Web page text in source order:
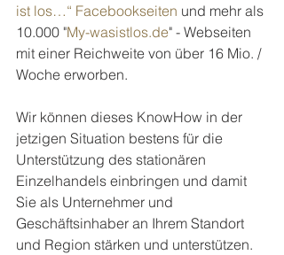
ist los…“ Facebookseiten und mehr als
10.000 "My-wasistlos.de" - Webseiten
mit einer Reichweite von über 16 Mio. /
Woche erworben.
Wir können dieses KnowHow in der
jetzigen Situation bestens für die
Unterstützung des stationären
Einzelhandels einbringen und damit
Sie als Unternehmer und
Geschäftsinhaber an Ihrem Standort
und Region stärken und unterstützen.